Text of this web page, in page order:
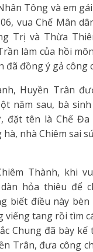
Tông và em
vua Chế Mân
Trị và Thừa
làm của hồi
đã đồng ý gả công
Huyền Trân
năm sau, bà
đặt tên là Chế
hà, nhà Chiêm sai
Thành, khi
hỏa thiêu để
biết điều này bèn
viếng tang rồi tìm
Chung đã bày kế
Trân, đưa công